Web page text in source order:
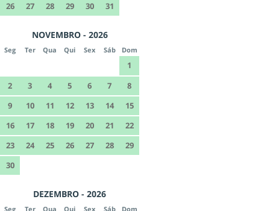
26 27 28 29 30 31
NOVEMBRO - 2026
Seg Ter Qua Qui Sex Sáb Dom
1
2
3 4 5 6 7
8
9
10 11 12 13 14
15
16
17 18 19 20 21
22
23
24 25 26 27 28
29
30
DEZEMBRO - 2026
Seg Ter Qua Qui Sex Sáb Dom